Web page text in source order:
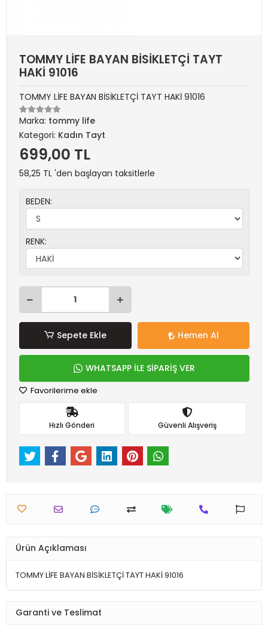
TOMMY LİFE BAYAN BİSİKLETÇİ TAYT
HAKİ 91016
TOMMY LİFE BAYAN BİSİKLETÇİ TAYT HAKİ 91016
Marka: tommy life
Kategori: Kadın Tayt
699,00 TL
58,25 TL 'den başlayan taksitlerle
BEDEN:
RENK:
Sepete Ekle Hemen Al
WHATSAPP İLE SİPARİŞ VER
Favorilerime ekle
Hızlı Gönderi Güvenli Alışveriş
Ürün Açıklaması
TOMMY LİFE BAYAN BİSİKLETÇİ TAYT HAKİ 91016
Garanti ve Teslimat